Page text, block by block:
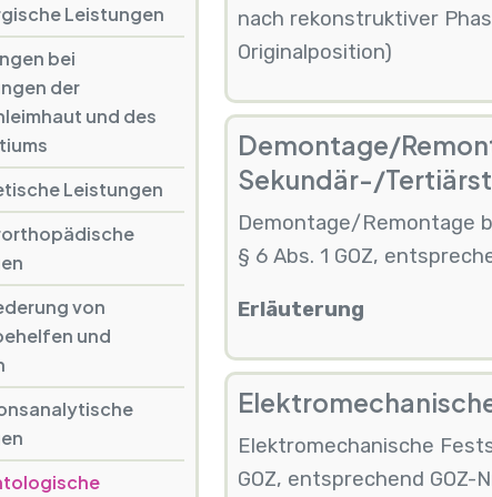
Leistungen
bei
der
und des
Leistungen
von
und
nach rekonstruktiver
Originalposition)
Demontage/
Sekundär-/
Demontage/Remontage
§ 6 Abs. 1 GOZ,
Erläuterung
Elektromechanische
GOZ, entsprechend GOZ-